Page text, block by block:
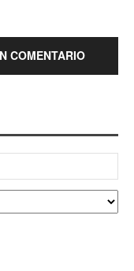
COMENTARIO